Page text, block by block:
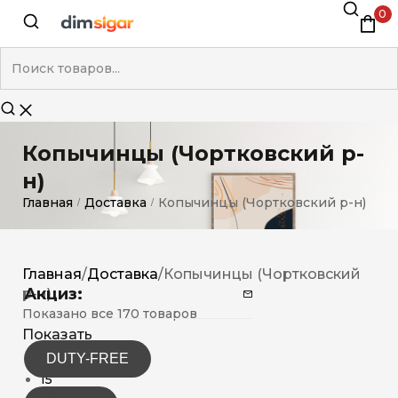
0
Копычинцы (Чортковский р-
н)
Главная / Доставка / Копычинцы (Чортковский р-н)
Акциз:
DUTY-FREE
Главная/Доставка/Копычинцы (Чортковский
р-н)
Показано все 170 товаров
Показать
12
15